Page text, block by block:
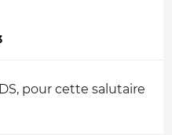
pour cette salutaire